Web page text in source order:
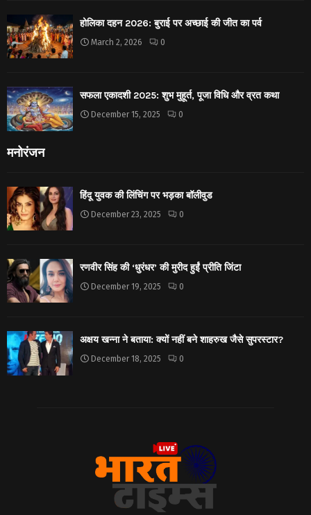
होलिका दहन 2026: बुराई पर अच्छाई की जीत का पर्व
March 2, 2026 0
सफला एकादशी 2025: शुभ मुहूर्त, पूजा विधि और व्रत कथा
December 15, 2025 0
मनोरंजन
हिंदू युवक की लिंचिंग पर भड़का बॉलीवुड
December 23, 2025 0
रणवीर सिंह की ‘धुरंधर’ की मुरीद हुईं प्रीति जिंटा
December 19, 2025 0
अक्षय खन्ना ने बताया: क्यों नहीं बने शाहरुख जैसे सुपरस्टार?
December 18, 2025 0